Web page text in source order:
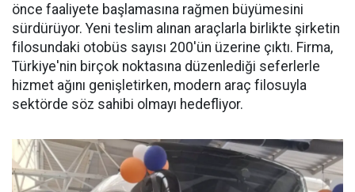
önce faaliyete başlamasına rağmen büyümesini
sürdürüyor. Yeni teslim alınan araçlarla birlikte şirketin
filosundaki otobüs sayısı 200'ün üzerine çıktı. Firma,
Türkiye'nin birçok noktasına düzenlediği seferlerle
hizmet ağını genişletirken, modern araç filosuyla
sektörde söz sahibi olmayı hedefliyor.